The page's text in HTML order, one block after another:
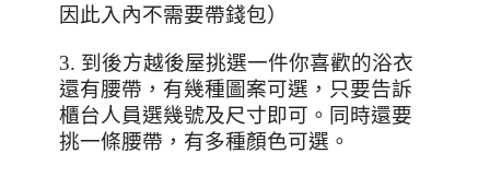
因此入內不需要帶錢包）
3. 到後方越後屋挑選一件你喜歡的浴衣
還有腰帶，有幾種圖案可選，只要告訴
櫃台人員選幾號及尺寸即可。同時還要
挑一條腰帶，有多種顏色可選。